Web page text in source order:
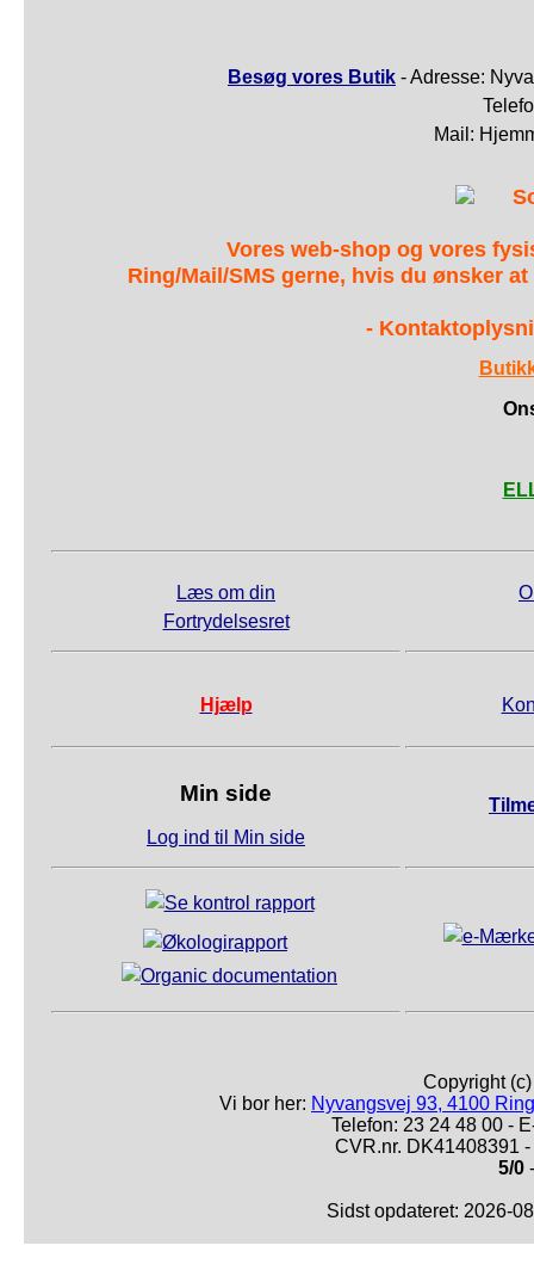
Besøg vores Butik - Adresse:
Mail:
Vores web-shop og vores
Ring/Mail/SMS gerne, hvis du ønsker
-
Læs om din
Fortrydelsesret
Hjælp
Min side
Log ind til Min side
Copyright
Vi bor her: Nyvangsvej 93, 4100
Telefon: 23 24 48 00 -
CVR.nr. DK41408391
5/0
Sidst opdateret: 2026-